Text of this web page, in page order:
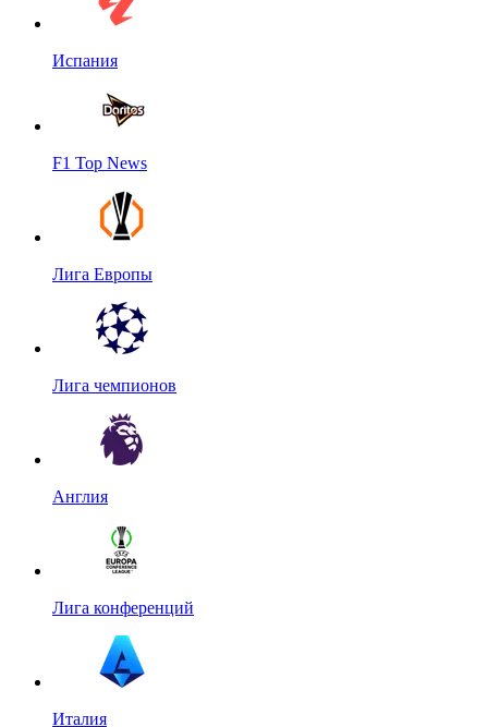
Испания
F1 Top News
Лига Европы
Лига чемпионов
Англия
Лига конференций
Италия